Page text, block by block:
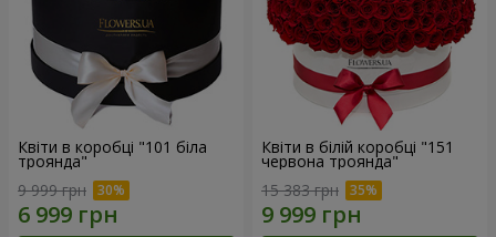
Квіти в коробці "101 біла
троянда"
9 999 грн
Квіти в білій коробці "151
червона троянда"
15 383 грн